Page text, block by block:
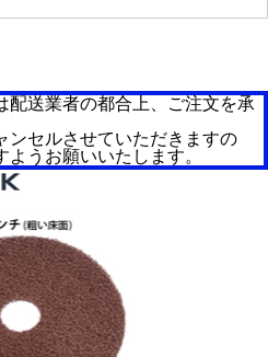
配送業者の都合上、ご注文を承
ンセルさせていただきますの
うお願いいたします。